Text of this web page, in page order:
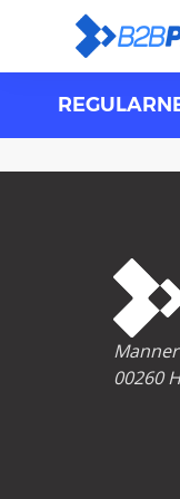
00260